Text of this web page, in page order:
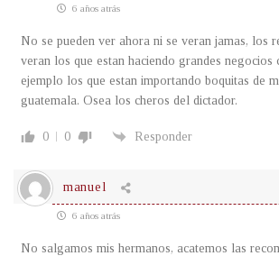
6 años atrás
No se pueden ver ahora ni se veran jamas, los
veran los que estan haciendo grandes negocios
ejemplo los que estan importando boquitas de
guatemala. Osea los cheros del dictador.
0 0 Responder
manuel
6 años atrás
No salgamos mis hermanos, acatemos las